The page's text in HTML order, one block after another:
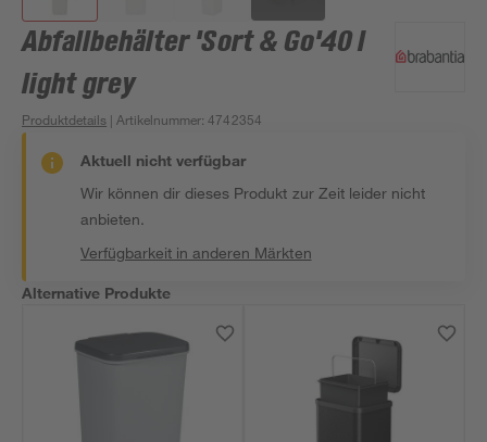
Abfallbehälter 'Sort & Go'40 l
light grey
Produktdetails | Artikelnummer:4742354
Aktuell nicht verfügbar
Wir können dir dieses Produkt zur Zeit leider nicht
anbieten.
Verfügbarkeit in anderen Märkten
Alternative Produkte